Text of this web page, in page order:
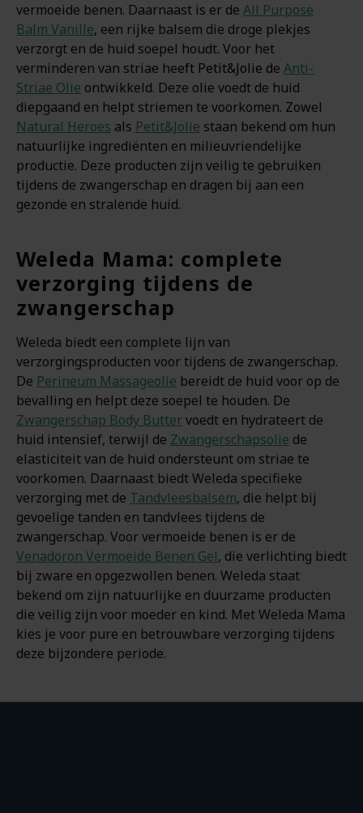
vermoeide benen. Daarnaast is er de All Purpose
Balm Vanille, een rijke balsem die droge plekjes
verzorgt en de huid soepel houdt. Voor het
verminderen van striae heeft Petit&Jolie de Anti-
Striae Olie ontwikkeld. Deze olie voedt de huid
diepgaand en helpt striemen te voorkomen. Zowel
Natural Heroes als Petit&Jolie staan bekend om hun
natuurlijke ingrediënten en milieuvriendelijke
productie. Deze producten zijn veilig te gebruiken
tijdens de zwangerschap en dragen bij aan een
gezonde en stralende huid.
Weleda Mama: complete
verzorging tijdens de
zwangerschap
Weleda biedt een complete lijn van
verzorgingsproducten voor tijdens de zwangerschap.
De Perineum Massageolie bereidt de huid voor op de
bevalling en helpt deze soepel te houden. De
Zwangerschap Body Buttervoedt en hydrateert de
huid intensief, terwijl de Zwangerschapsolie de
elasticiteit van de huid ondersteunt om striae te
voorkomen. Daarnaast biedt Weleda specifieke
verzorging met de Tandvleesbalsem, die helpt bij
gevoelige tanden en tandvlees tijdens de
zwangerschap. Voor vermoeide benen is er de
Venadoron Vermoeide Benen Gel, die verlichting biedt
bij zware en opgezwollen benen. Weleda staat
bekend om zijn natuurlijke en duurzame producten
die veilig zijn voor moeder en kind. Met Weleda Mama
kies je voor pure en betrouwbare verzorging tijdens
deze bijzondere periode.